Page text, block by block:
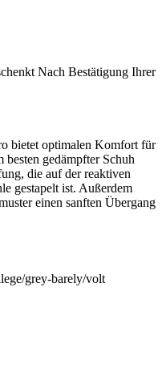
Nach Bestätigung Ihrer
bietet optimalen Komfort für
gedämpfter Schuh
die auf der reaktiven
gestapelt ist. Außerdem
einen sanften Übergang
grey-barely/volt